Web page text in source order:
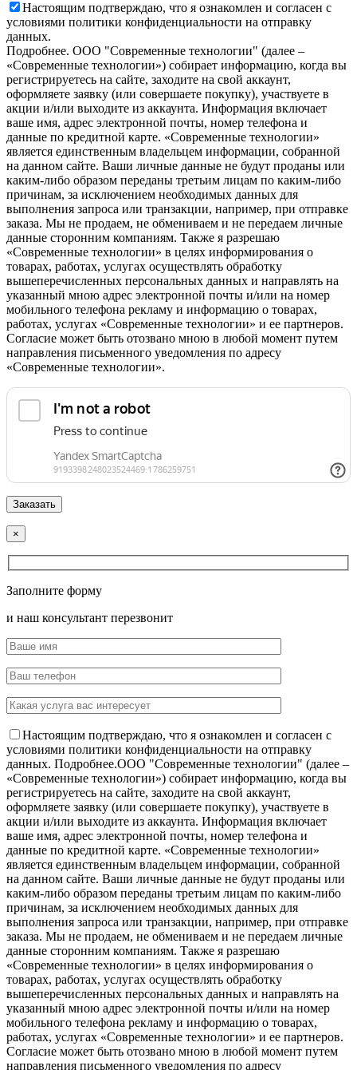
Настоящим подтверждаю, что я ознакомлен и согласен с
условиями политики конфиденциальности на отправку
данных.
Подробнее. OOO "Современные технологии" (далее –
«Современные технологии») собирает информацию, когда вы
регистрируетесь на сайте, заходите на свой аккаунт,
оформляете заявку (или совершаете покупку), участвуете в
акции и/или выходите из аккаунта. Информация включает
ваше имя, адрес электронной почты, номер телефона и
данные по кредитной карте. «Современные технологии»
является единственным владельцем информации, собранной
на данном сайте. Ваши личные данные не будут проданы или
каким-либо образом переданы третьим лицам по каким-либо
причинам, за исключением необходимых данных для
выполнения запроса или транзакции, например, при отправке
заказа. Мы не продаем, не обмениваем и не передаем личные
данные сторонним компаниям. Также я разрешаю
«Современные технологии» в целях информирования о
товарах, работах, услугах осуществлять обработку
вышеперечисленных персональных данных и направлять на
указанный мною адрес электронной почты и/или на номер
мобильного телефона рекламу и информацию о товарах,
работах, услугах «Современные технологии» и ее партнеров.
Согласие может быть отозвано мною в любой момент путем
направления письменного уведомления по адресу
«Современные технологии».
×
Заполните форму
и наш консультант перезвонит
Настоящим подтверждаю, что я ознакомлен и согласен с
условиями политики конфиденциальности на отправку
данных. Подробнее.OOO "Современные технологии" (далее –
«Современные технологии») собирает информацию, когда вы
регистрируетесь на сайте, заходите на свой аккаунт,
оформляете заявку (или совершаете покупку), участвуете в
акции и/или выходите из аккаунта. Информация включает
ваше имя, адрес электронной почты, номер телефона и
данные по кредитной карте. «Современные технологии»
является единственным владельцем информации, собранной
на данном сайте. Ваши личные данные не будут проданы или
каким-либо образом переданы третьим лицам по каким-либо
причинам, за исключением необходимых данных для
выполнения запроса или транзакции, например, при отправке
заказа. Мы не продаем, не обмениваем и не передаем личные
данные сторонним компаниям. Также я разрешаю
«Современные технологии» в целях информирования о
товарах, работах, услугах осуществлять обработку
вышеперечисленных персональных данных и направлять на
указанный мною адрес электронной почты и/или на номер
мобильного телефона рекламу и информацию о товарах,
работах, услугах «Современные технологии» и ее партнеров.
Согласие может быть отозвано мною в любой момент путем
направления письменного уведомления по адресу